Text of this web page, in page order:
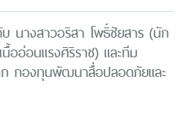
างสาวอริสา โพธิ์ชัยสาร (นัก
ออ่อนแรงศิริราช) และทีม
กองทุนพัฒนาสื่อปลอดภัยและ